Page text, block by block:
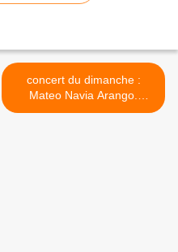
concert du dimanche :
Mateo Navia Arango.
Concierto N°1. L.van